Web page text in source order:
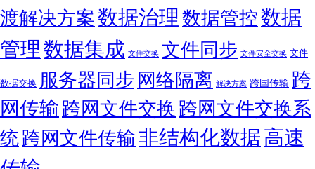
渡解决方案数据治理数据管控数据
管理数据集成 文件交换 文件同步 文件安全交换 文件
数据交换 服务器同步网络隔离 解决方案 跨国传输 跨
网传输跨网文件交换跨网文件交换系
统跨网文件传输非结构化数据高速